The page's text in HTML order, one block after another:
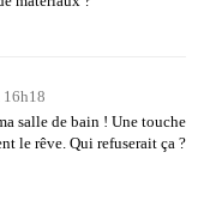
16h18
salle de bain ! Une touche
le rêve. Qui refuserait ça ?